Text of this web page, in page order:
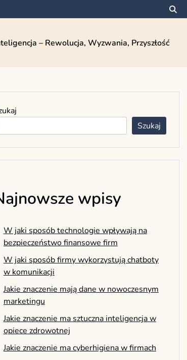
– Rewolucja, Wyzwania, Przyszłość
Szukaj
wpisy
W jaki sposób technologie wpływają na
bezpieczeństwo finansowe firm
W jaki sposób firmy wykorzystują chatboty
w komunikacji
Jakie znaczenie mają dane w nowoczesnym
marketingu
Jakie znaczenie ma sztuczna inteligencja w
opiece zdrowotnej
Jakie znaczenie ma cyberhigiena w firmach